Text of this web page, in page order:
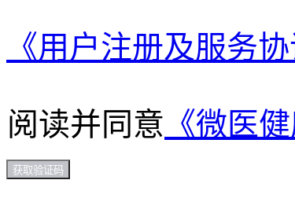
《用户注册及服务协
阅读并同意 《微医
获取验证码